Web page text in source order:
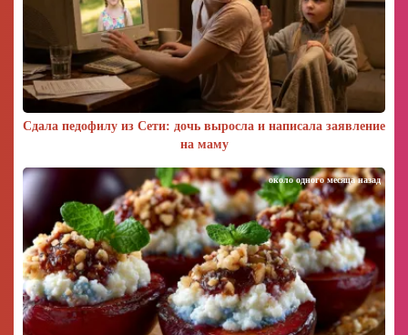
Сдала педофилу из Сети: дочь выросла и написала заявление
на маму
около одного месяца назад